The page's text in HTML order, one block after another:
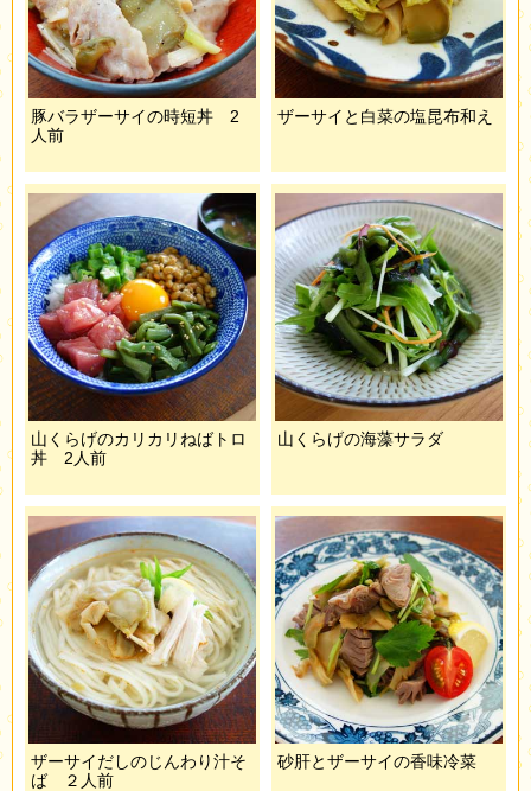
豚バラザーサイの時短丼 2
人前
ザーサイと白菜の塩昆布和え
山くらげのカリカリねばトロ
丼 2人前
山くらげの海藻サラダ
ザーサイだしのじんわり汁そ
ば ２人前
砂肝とザーサイの香味冷菜